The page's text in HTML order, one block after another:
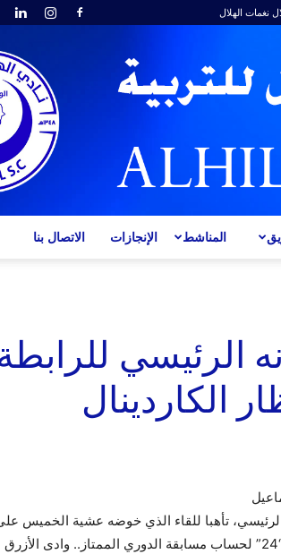
نغمات الهلال
الاتصال بنا الإنجازات المناشط
الرئيسي
الكاردينال
الرئيسي، تأهبا للقاء الذي خوضه عشية الخميس
امام ضيفه الرابطة كوستي، برسم الجولة “24” لحساب مسابقة الدوري